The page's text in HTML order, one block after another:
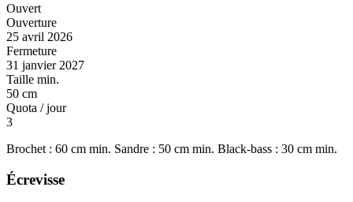
Ouvert
Ouverture
25 avril 2026
Fermeture
31 janvier 2027
Taille min.
50 cm
Quota / jour
3
Brochet : 60 cm min. Sandre : 50 cm min. Black-bass : 30 cm min.
Écrevisse